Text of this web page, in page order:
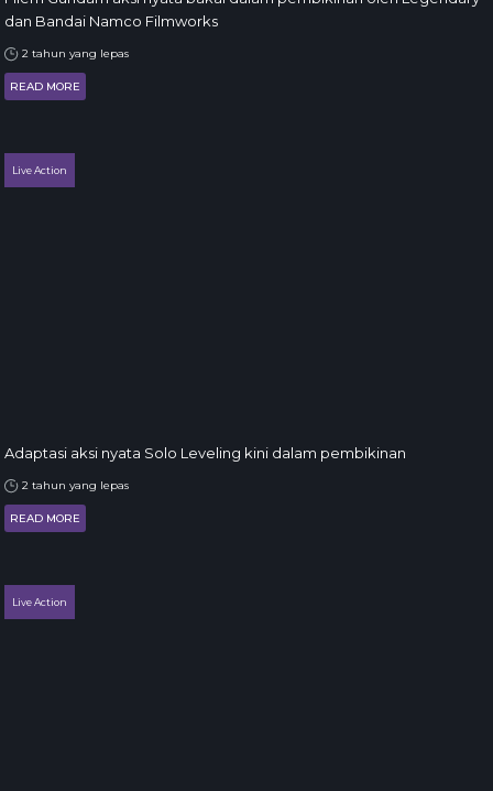
dan Bandai Namco Filmworks
2 tahun yang lepas
READ MORE
Live Action
Adaptasi aksi nyata Solo Leveling kini dalam pembikinan
2 tahun yang lepas
READ MORE
Live Action